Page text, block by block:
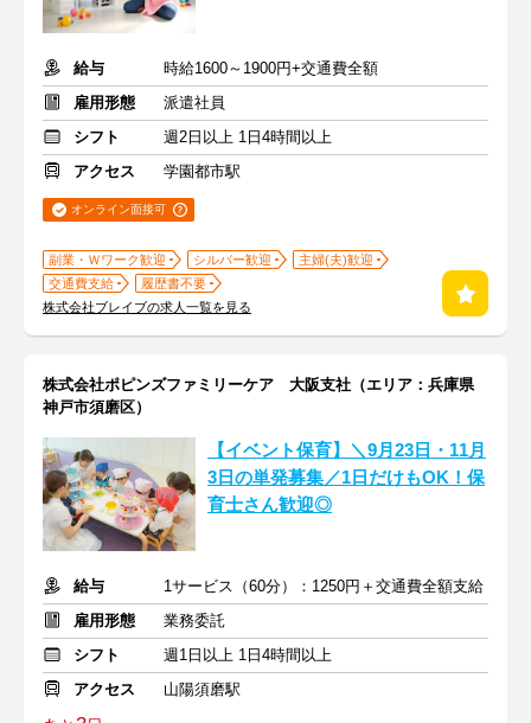
給与
時給1600～1900円+交通費全額
雇用形態
派遣社員
シフト
週2日以上 1日4時間以上
アクセス
学園都市駅
オンライン面接可
副業・Ｗワーク歓迎 シルバー歓迎
主婦(夫)歓迎
交通費支給
履歴書不要
株式会社ブレイブの求人一覧を見る
株式会社ポピンズファミリーケア 大阪支社（エリア：兵庫県
神戸市須磨区）
【イベント保育】＼9月23日・11月
3日の単発募集／1日だけもOK！保
育士さん歓迎◎
給与
1サービス（60分）：1250円＋交通費全額支給
雇用形態
業務委託
シフト
週1日以上 1日4時間以上
アクセス
山陽須磨駅